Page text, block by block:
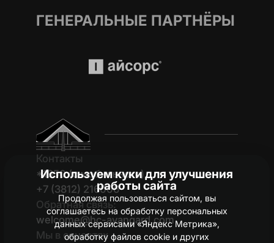
ГЕНЕРАЛЬНЫЕ ПАРТНЁРЫ
Контакты
*1950 (c мобильного)
+7 (3812) 216006
Обратная связь:
welcome@hc-avangard.com
Мы в соцсетях
Используем куки для улучшения
работы сайта
Продолжая пользоваться сайтом, вы
соглашаетесь на обработку персональных
данных сервисами «Яндекс Метрика»,
обработку файлов cookie и других